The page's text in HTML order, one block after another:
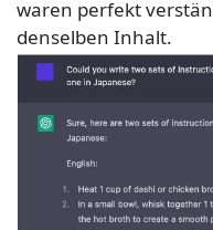
waren perfekt
denselben Inhalt.